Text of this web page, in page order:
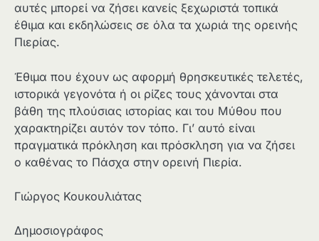
αυτές μπορεί να ζήσει κανείς ξεχωριστά τοπικά
έθιμα και εκδηλώσεις σε όλα τα χωριά της ορεινής
Πιερίας.
Έθιμα που έχουν ως αφορμή θρησκευτικές τελετές,
ιστορικά γεγονότα ή οι ρίζες τους χάνονται στα
βάθη της πλούσιας ιστορίας και του Μύθου που
χαρακτηρίζει αυτόν τον τόπο. Γι’ αυτό είναι
πραγματικά πρόκληση και πρόσκληση για να ζήσει
ο καθένας το Πάσχα στην ορεινή Πιερία.
Γιώργος Κουκουλιάτας
Δημοσιογράφος